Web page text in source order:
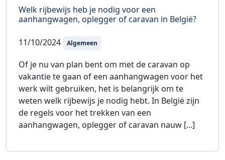
Welk rijbewijs heb je nodig voor een
aanhangwagen, oplegger of caravan in België?
11/10/2024 Algemeen
Of je nu van plan bent om met de caravan op
vakantie te gaan of een aanhangwagen voor het
werk wilt gebruiken, het is belangrijk om te
weten welk rijbewijs je nodig hebt. In België zijn
de regels voor het trekken van een
aanhangwagen, oplegger of caravan nauw [...]